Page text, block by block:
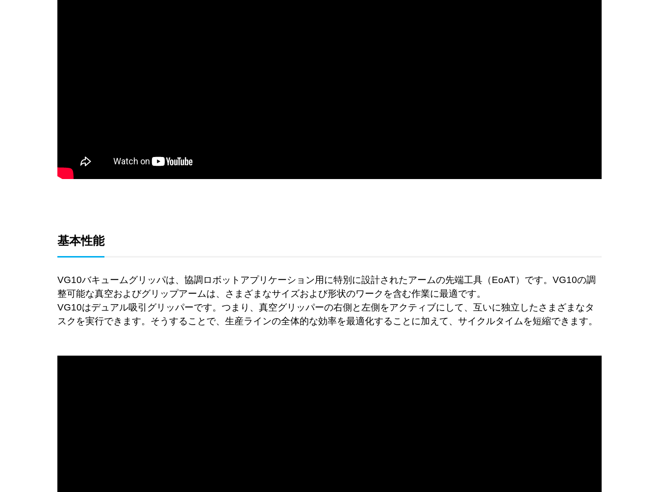
基本性能
VG10バキュームグリッパは、協調ロボットアプリケーション用に特別に設計されたアームの先端工具（EoAT）です。VG10の調
整可能な真空およびグリップアームは、さまざまなサイズおよび形状のワークを含む作業に最適です。
VG10はデュアル吸引グリッパーです。つまり、真空グリッパーの右側と左側をアクティブにして、互いに独立したさまざまなタ
スクを実行できます。そうすることで、生産ラインの全体的な効率を最適化することに加えて、サイクルタイムを短縮できます。